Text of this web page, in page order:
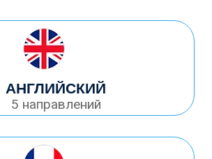
АНГЛИЙСКИЙ
5 направлений